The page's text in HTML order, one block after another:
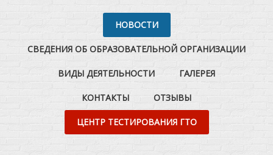
НОВОСТИ
СВЕДЕНИЯ ОБ ОБРАЗОВАТЕЛЬНОЙ ОРГАНИЗАЦИИ
ВИДЫ ДЕЯТЕЛЬНОСТИ ГАЛЕРЕЯ
КОНТАКТЫ ОТЗЫВЫ
ЦЕНТР ТЕСТИРОВАНИЯ ГТО